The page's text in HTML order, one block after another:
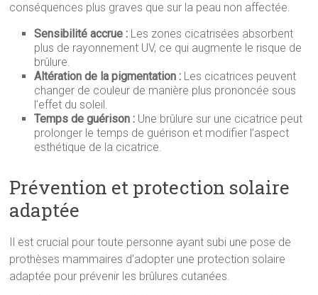
conséquences plus graves que sur la peau non affectée.
Sensibilité accrue : Les zones cicatrisées absorbent
plus de rayonnement UV, ce qui augmente le risque de
brûlure.
Altération de la pigmentation : Les cicatrices peuvent
changer de couleur de manière plus prononcée sous
l’effet du soleil.
Temps de guérison : Une brûlure sur une cicatrice peut
prolonger le temps de guérison et modifier l’aspect
esthétique de la cicatrice.
Prévention et protection solaire
adaptée
Il est crucial pour toute personne ayant subi une pose de
prothèses mammaires d’adopter une protection solaire
adaptée pour prévenir les brûlures cutanées.